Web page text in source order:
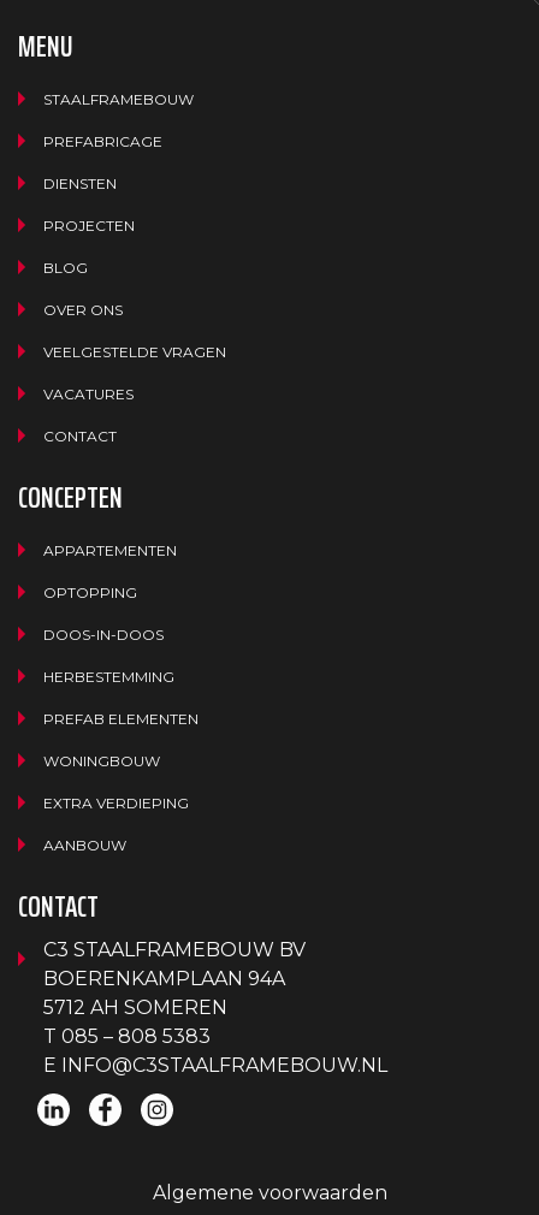
MENU
STAALFRAMEBOUW
PREFABRICAGE
DIENSTEN
PROJECTEN
BLOG
OVER ONS
VEELGESTELDE VRAGEN
VACATURES
CONTACT
CONCEPTEN
APPARTEMENTEN
OPTOPPING
DOOS-IN-DOOS
HERBESTEMMING
PREFAB ELEMENTEN
WONINGBOUW
EXTRA VERDIEPING
AANBOUW
CONTACT
C3 STAALFRAMEBOUW BV
BOERENKAMPLAAN 94A
5712 AH SOMEREN
T 085 – 808 5383
E
INFO@C3STAALFRAMEBOUW.NL
Algemene voorwaarden